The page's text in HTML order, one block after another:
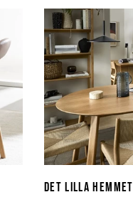
DET LILLA HEMMET